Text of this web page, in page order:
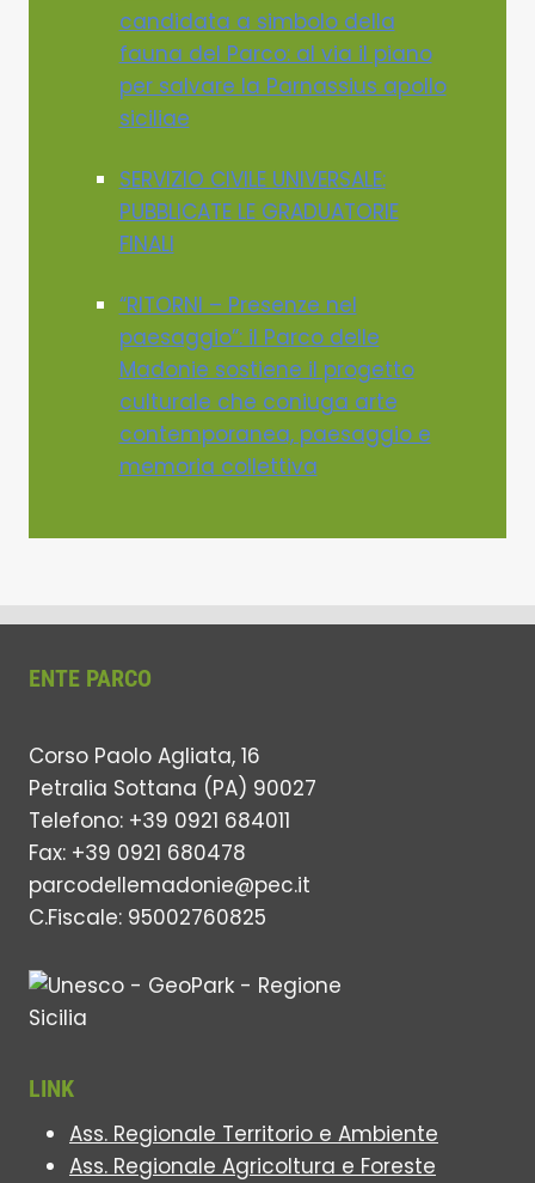
candidata a simbolo della
fauna del Parco: al via il piano
per salvare la Parnassius apollo
siciliae
SERVIZIO CIVILE UNIVERSALE:
PUBBLICATE LE GRADUATORIE
FINALI
“RITORNI – Presenze nel
paesaggio”: il Parco delle
Madonie sostiene il progetto
culturale che coniuga arte
contemporanea, paesaggio e
memoria collettiva
ENTE PARCO
Corso Paolo Agliata, 16
Petralia Sottana (PA) 90027
Telefono: +39 0921 684011
Fax: +39 0921 680478
parcodellemadonie@pec.it
C.Fiscale: 95002760825
LINK
Ass. Regionale Territorio e Ambiente
Ass. Regionale Agricoltura e Foreste